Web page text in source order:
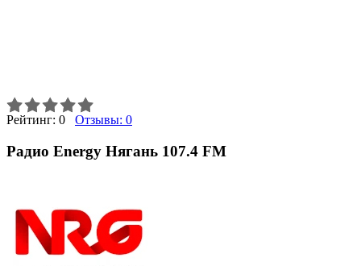
Рейтинг: 0 Отзывы: 0
Радио Energy Нягань 107.4 FM